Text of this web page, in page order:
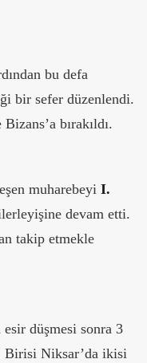
bu defa
bir sefer düzenlendi.
bırakıldı.
muharebeyi I.
devam etti.
takip etmekle
esir düşmesi sonra 3
Birisi Niksar’da ikisi